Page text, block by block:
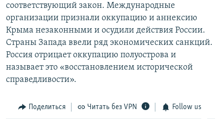
соответствующий закон. Международные
организации признали оккупацию и аннексию
Крыма незаконными и осудили действия России.
Страны Запада ввели ряд экономических санкций.
Россия отрицает оккупацию полуострова и
называет это «восстановлением исторической
справедливости».
Поделиться Читать без VPN Follow us